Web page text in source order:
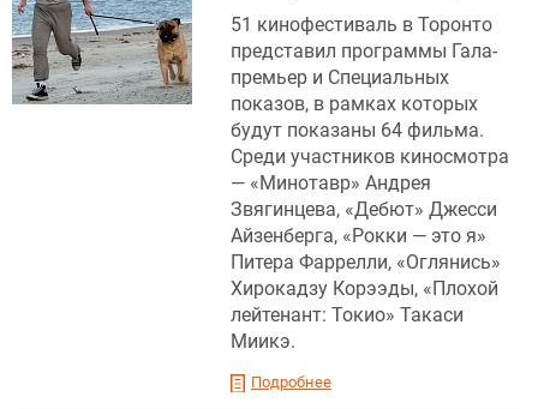
51 кинофестиваль в Торонто
представил программы Гала-
премьер и Специальных
показов, в рамках которых
будут показаны 64 фильма.
Среди участников киносмотра
— «Минотавр» Андрея
Звягинцева, «Дебют» Джесси
Айзенберга, «Рокки — это я»
Питера Фаррелли, «Оглянись»
Хирокадзу Корээды, «Плохой
лейтенант: Токио» Такаси
Миикэ.
Подробнее